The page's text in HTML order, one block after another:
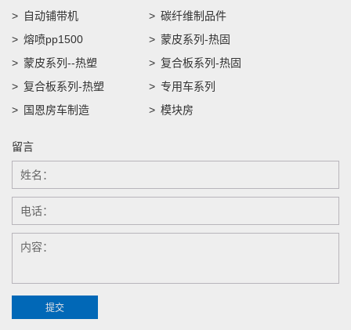
自动铺带机
碳纤维制品件
熔喷pp1500
蒙皮系列-热固
蒙皮系列--热塑
复合板系列-热固
复合板系列-热塑
专用车系列
国恩房车制造
模块房
留言
提交